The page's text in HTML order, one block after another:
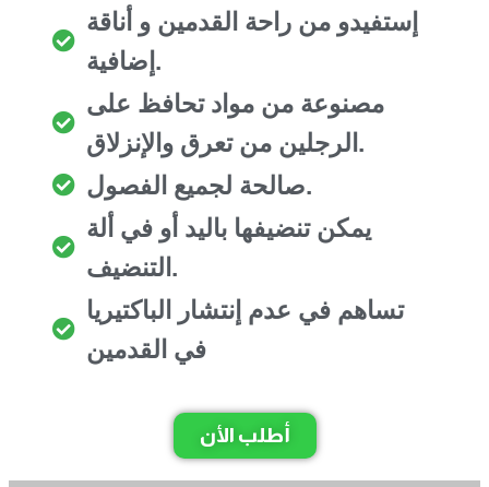
إستفيدو من راحة القدمين و أناقة
إضافية.
مصنوعة من مواد تحافظ على
الرجلين من تعرق والإنزلاق.
صالحة لجميع الفصول.
يمكن تنضيفها باليد أو في ألة
التنضيف.
تساهم في عدم إنتشار الباكتيريا
في القدمين
أطلب الأن